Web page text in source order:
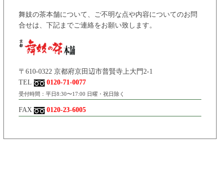
舞妓の茶本舗について、ご不明な点や内容についてのお問
合せは、下記までご連絡をお願い致します。
〒610-0322 京都府京田辺市普賢寺上大門2-1
TEL
0120-71-0077
受付時間：平日8:30〜17:00 日曜・祝日除く
FAX 0120-23-6005